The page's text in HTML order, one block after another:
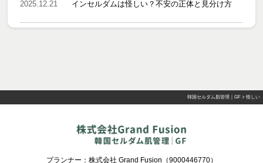
2025.12.21 インセルダムは怪しい？不安の正体と見分け方
韓国セルダム肌管理｜GF > 怪しい
プランナー：株式会社 Grand Fusion（9000446770）